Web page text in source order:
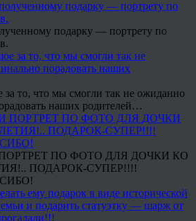
подарку — портрету по
за то, что мы смогли так не ожиданно
наших родителей…
ПО ФОТО ДЛЯ ДОЧКИ КО
ПОДАРОК-СУПЕР!!!!